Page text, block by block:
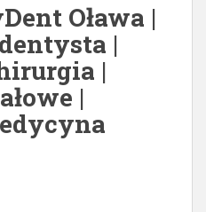
Oława |
|
|
|